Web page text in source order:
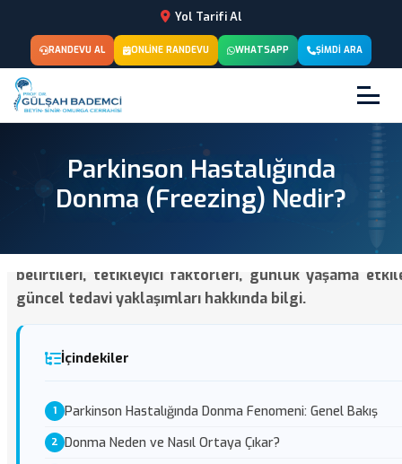
Yol Tarifi Al
RANDEVU AL ONLINE RANDEVU WHATSAPP ŞIMDI ARA
Parkinson Hastalığında
Donma (Freezing) Nedir?
Parkinson hastalığında yürüme donması (freezing
belirtileri, tetikleyici faktörleri, günlük yaşama
güncel tedavi yaklaşımları hakkında bilgi.
İçindekiler
Parkinson Hastalığında Donma Fenomeni: Genel Bakış
Donma Neden ve Nasıl Ortaya Çıkar?